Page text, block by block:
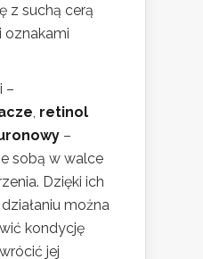
z suchą cerą
–
retinol
–
sobą w walce
Dzięki ich
można
kondycję
jej